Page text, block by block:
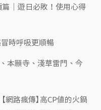
篇｜遊日必敗！使用心得
時呼吸更順暢
本願寺、淺草雷門、今
網路瘋傳】高CP值的火鍋